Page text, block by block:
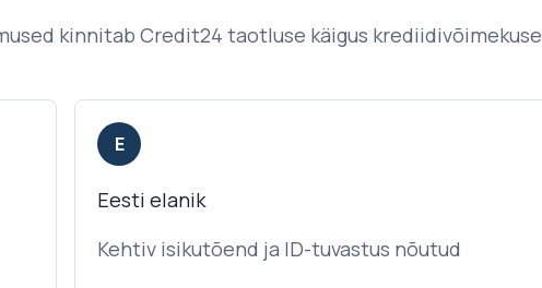
kinnitab Credit24 taotluse käigus krediidivõimekuse
E
Eesti elanik
Kehtiv isikutõend ja ID-tuvastus nõutud